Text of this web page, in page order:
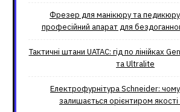
Фрезер для манікюру та
професійний апарат для
Тактичні штани UATAC: гід по лінійках
та Ultralite
Електрофурнітура Schneider:
залишається орієнтиром якості